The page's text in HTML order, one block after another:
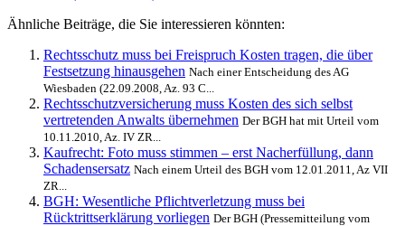
Ähnliche Beiträge, die Sie interessieren könnten:
Rechtsschutz muss bei Freispruch Kosten tragen, die über
Festsetzung hinausgehen Nach einer Entscheidung des AG
Wiesbaden (22.09.2008, Az. 93 C...
Rechtsschutzversicherung muss Kosten des sich selbst
vertretenden Anwalts übernehmen Der BGH hat mit Urteil vom
10.11.2010, Az. IV ZR...
Kaufrecht: Foto muss stimmen – erst Nacherfüllung, dann
Schadensersatz Nach einem Urteil des BGH vom 12.01.2011, Az VII
ZR...
BGH: Wesentliche Pflichtverletzung muss bei
Rücktrittserklärung vorliegen Der BGH (Pressemitteilung vom